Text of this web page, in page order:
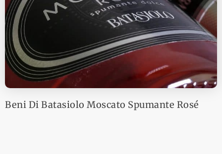
Beni Di Batasiolo Moscato Spumante Rosé